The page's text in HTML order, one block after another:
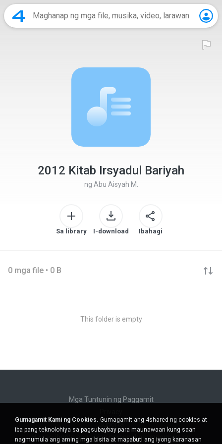
2012 Kitab Irsyadul Bariyah
ng Abu Aisyah M.
Sa library I-download Ibahagi
0 mga file • 0 B
This folder is empty
Mga Tuntunin ng Paggamit
Suporta
Huwag ibenta ang aking personal na impormasyon
Gumagamit Kami ng Cookies. Gumagamit ang 4shared ng cookies at
iba pang teknolohiya sa pagsubaybay para maunawaan kung saan
nagmumula ang aming mga bisita at mapabuti ang iyong karanasan